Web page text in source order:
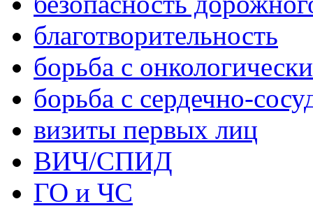
благотворительность
борьба с
борьба с сердечно-
визиты первых лиц
ВИЧ/СПИД
ГО и ЧС